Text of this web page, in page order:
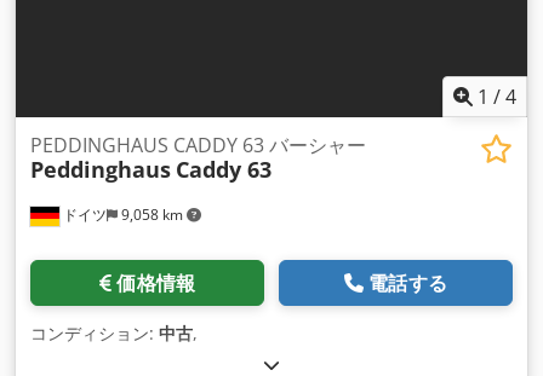
1 /4
ドイツ 9,058 km
PEDDINGHAUS CADDY 63 バーシャー
Peddinghaus Caddy 63
価格情報 電話する
コンディション: 中古,